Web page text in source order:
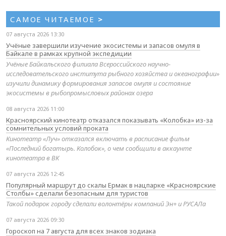
САМОЕ ЧИТАЕМОЕ >
07 августа 2026 13:30
Учёные завершили изучение экосистемы и запасов омуля в
Байкале в рамках крупной экспедиции
Учёные Байкальского филиала Всероссийского научно-
исследовательского института рыбного хозяйства и океанографии»
изучили динамику формирования запасов омуля и состояние
экосистемы в рыбопромысловых районах озера
08 августа 2026 11:00
Красноярский кинотеатр отказался показывать «Колобка» из-за
сомнительных условий проката
Кинотеатр «Луч» отказался включать в расписание фильм
«Последний богатырь. Колобок», о чем сообщили в аккаунте
кинотеатра в ВК
07 августа 2026 12:45
Популярный маршрут до скалы Ермак в нацпарке «Красноярские
Столбы» сделали безопасным для туристов
Такой подарок городу сделали волонтёры компаний Эн+ и РУСАЛа
07 августа 2026 09:30
Гороскоп на 7 августа для всех знаков зодиака